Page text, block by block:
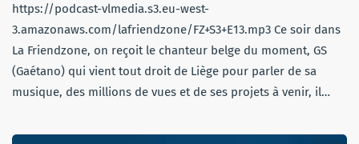
https://podcast-vlmedia.s3.eu-west-
3.amazonaws.com/lafriendzone/FZ+S3+E13.mp3 Ce soir dans
La Friendzone, on reçoit le chanteur belge du moment, GS
(Gaétano) qui vient tout droit de Liège pour parler de sa
musique, des millions de vues et de ses projets à venir, il…